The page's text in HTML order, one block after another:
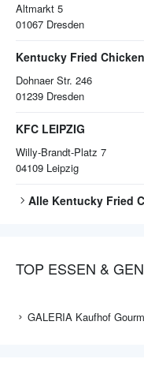
Altmarkt 5
01067 Dresden
Dohnaer Str. 246
01239 Dresden
KFC LEIPZIG
Willy-Brandt-Platz 7
04109 Leipzig
Alle Kentucky Fried
TOP ESSEN &
GALERIA Kaufhof